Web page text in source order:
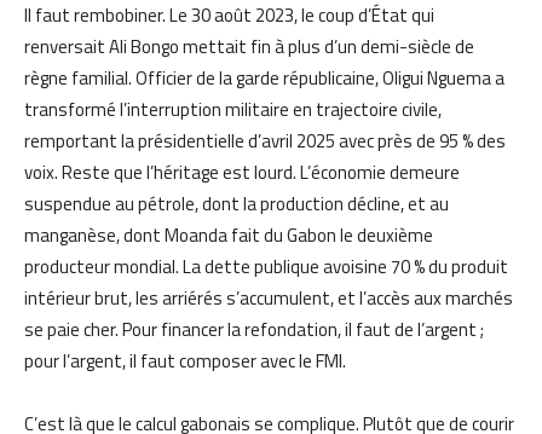
Il faut rembobiner. Le 30 août 2023, le coup d’État qui
renversait Ali Bongo mettait fin à plus d’un demi-siècle de
règne familial. Officier de la garde républicaine, Oligui Nguema a
transformé l’interruption militaire en trajectoire civile,
remportant la présidentielle d’avril 2025 avec près de 95 % des
voix. Reste que l’héritage est lourd. L’économie demeure
suspendue au pétrole, dont la production décline, et au
manganèse, dont Moanda fait du Gabon le deuxième
producteur mondial. La dette publique avoisine 70 % du produit
intérieur brut, les arriérés s’accumulent, et l’accès aux marchés
se paie cher. Pour financer la refondation, il faut de l’argent ;
pour l’argent, il faut composer avec le FMI.
C’est là que le calcul gabonais se complique. Plutôt que de courir